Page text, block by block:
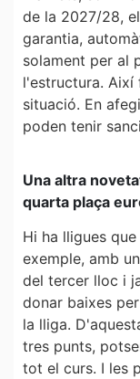
de la 2027/28,
garantia,
solament per al
l'estructura. Així
situació. En
poden tenir
Una altra
quarta plaça
Hi ha lligues
exemple, amb
del tercer lloc i
donar baixes
la lliga.
tres punts,
tot el curs. I les